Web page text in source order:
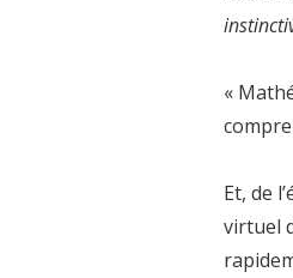
«
Et, de
virtuel